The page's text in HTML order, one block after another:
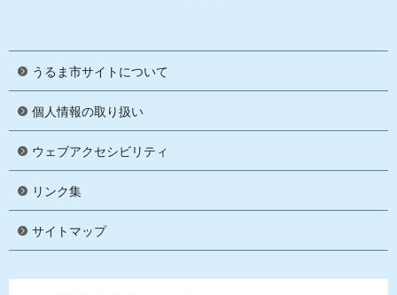
うるま市サイトについて
個人情報の取り扱い
ウェブアクセシビリティ
リンク集
サイトマップ